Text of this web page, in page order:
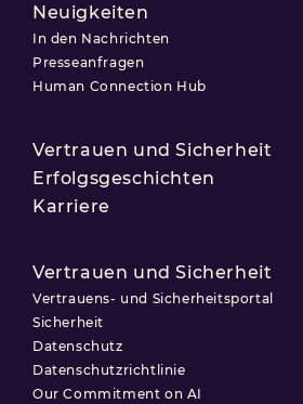
Neuigkeiten
In den Nachrichten
Presseanfragen
Human Connection Hub
Vertrauen und Sicherheit
Erfolgsgeschichten
Karriere
Vertrauen und Sicherheit
Vertrauens- und Sicherheitsportal
Sicherheit
Datenschutz
Datenschutzrichtlinie
Our Commitment on AI